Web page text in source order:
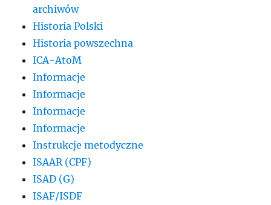
archiwów
Historia Polski
Historia powszechna
ICA-AtoM
Informacje
Informacje
Informacje
Informacje
Instrukcje metodyczne
ISAAR (CPF)
ISAD (G)
ISAF/ISDF